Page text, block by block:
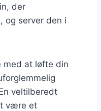
der
og server den i
med at løfte din
veltilberedt
være et